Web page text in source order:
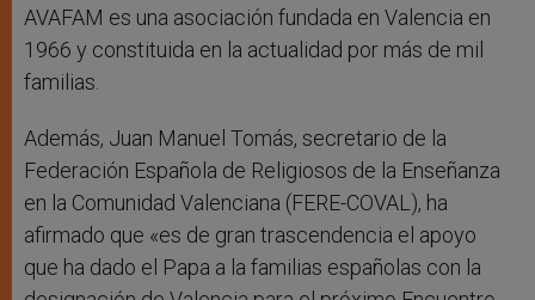
AVAFAM es una asociación fundada en Valencia en
1966 y constituida en la actualidad por más de mil
familias.
Además, Juan Manuel Tomás, secretario de la
Federación Española de Religiosos de la Enseñanza
en la Comunidad Valenciana (FERE-COVAL), ha
afirmado que «es de gran trascendencia el apoyo
que ha dado el Papa a la familias españolas con la